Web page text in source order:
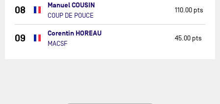
08 Manuel COUSIN
COUP DE POUCE
110.00 pts
09 Corentin HOREAU
MACSF
45.00 pts